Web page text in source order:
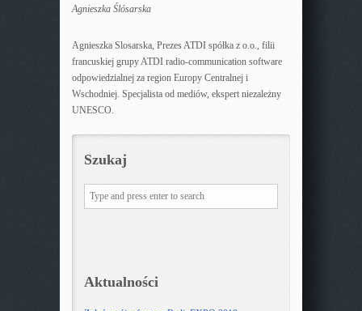
Agnieszka Ślósarska
Agnieszka Slosarska, Prezes ATDI spółka z o.o., filii
francuskiej grupy ATDI radio-communication software
odpowiedzialnej za region Europy Centralnej i
Wschodniej. Specjalista od mediów, ekspert niezależny
UNESCO.
Szukaj
Aktualności